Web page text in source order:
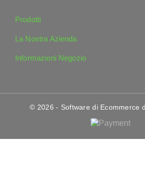
Prodotti
La Nostra Azienda
Informazioni Negozio
© 2026 - Software di Ecommerce